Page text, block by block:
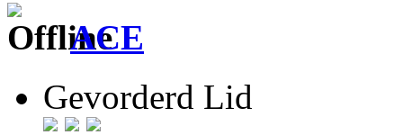
ACE
Gevorderd Lid